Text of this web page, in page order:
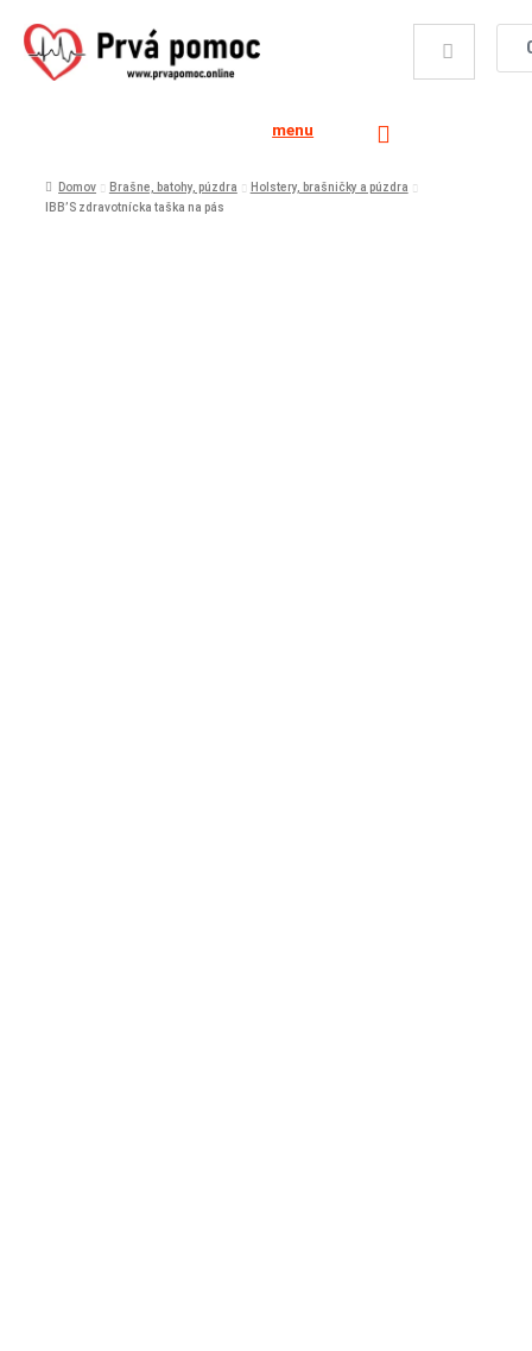
menu
Domov Brašne, batohy, púzdra
Holstery, brašničky a púzdra
IBB’S zdravotnícka taška na pás